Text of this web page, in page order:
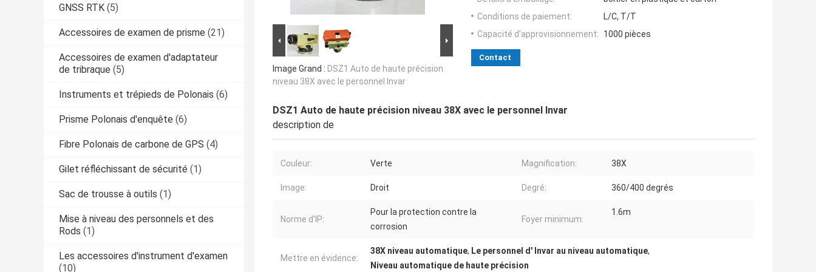
GNSS RTK (5)
Accessoires de examen de prisme (21)
Accessoires de examen d'adaptateur
de tribraque (5)
Instruments et trépieds de Polonais (6)
Prisme Polonais d'enquête (6)
Fibre Polonais de carbone de GPS (4)
Gilet réfléchissant de sécurité (1)
Sac de trousse à outils (1)
Mise à niveau des personnels et des
Rods (1)
Les accessoires d'instrument d'examen
(10)
Image Grand : DSZ1 Auto de haute précision
niveau 38X avec le personnel Invar
Conditions de paiement:
L/C, T/T
Capacité d'approvisionnement:
1000 pièces
Contact
DSZ1 Auto de haute précision niveau 38X avec le personnel Invar
description de
Couleur: Verte Magnification: 38X
Image: Droit Degré: 360/400 degrés
Norme d'IP:
Pour la protection contre la
corrosion
Foyer minimum:
1.6m
Mettre en évidence:
38X niveau automatique, Le personnel d' Invar au niveau automatique,
Niveau automatique de haute précision